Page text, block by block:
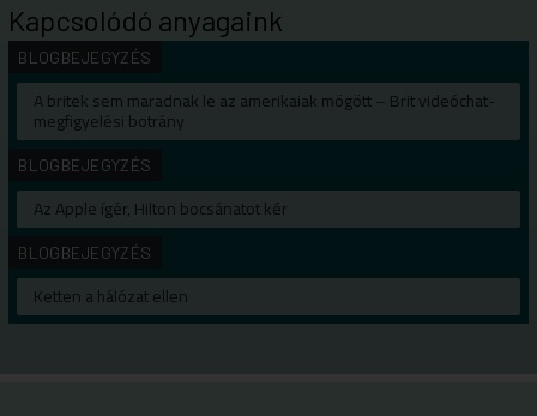
Kapcsolódó anyagaink
BLOGBEJEGYZÉS
A britek sem maradnak le az amerikaiak mögött – Brit videóchat-
megfigyelési botrány
BLOGBEJEGYZÉS
Az Apple ígér, Hilton bocsánatot kér
BLOGBEJEGYZÉS
Ketten a hálózat ellen